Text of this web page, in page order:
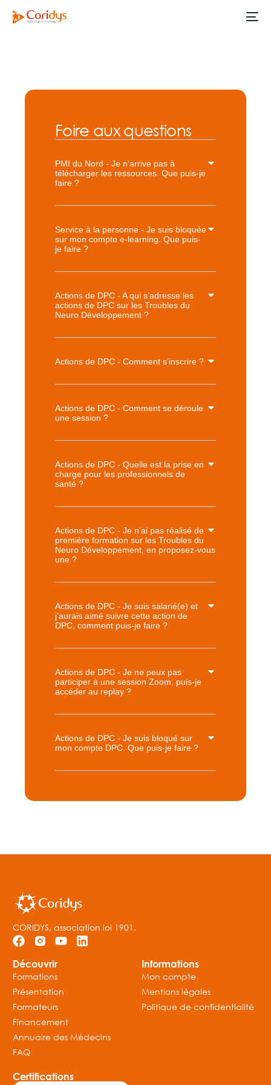
Foire aux questions
PMI du Nord - Je n'arrive pas à
télécharger les ressources. Que puis-je
faire ?
Service à la personne - Je suis bloquée
sur mon compte e-learning. Que puis-
je faire ?
Actions de DPC - A qui s’adresse les
actions de DPC sur les Troubles du
Neuro Développement ?
Actions de DPC - Comment s’inscrire ?
Actions de DPC - Comment se déroule
une session ?
Actions de DPC - Quelle est la prise en
charge pour les professionnels de
santé ?
Actions de DPC - Je n’ai pas réalisé de
première formation sur les Troubles du
Neuro Développement, en proposez-vous
une ?
Actions de DPC - Je suis salarié(e) et
j’aurais aimé suivre cette action de
DPC, comment puis-je faire ?
Actions de DPC - Je ne peux pas
participer à une session Zoom, puis-je
accéder au replay ?
Actions de DPC - Je suis bloqué sur
mon compte DPC. Que puis-je faire ?
CORIDYS, association loi 1901.
Découvrir
Formations
Présentation
Formateurs
Financement
Annuaire des Médecins
FAQ
Informations
Mon compte
Mentions légales
Politique de confidentialité
Certifications